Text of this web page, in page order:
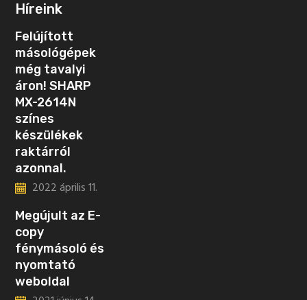
Híreink
Felújított
másológépek
még tavalyi
áron! SHARP
MX-2614N
színes
készülékek
raktárról
azonnal.
2022 április 11.
Megújult az E-
copy
fénymásoló és
nyomtató
weboldal